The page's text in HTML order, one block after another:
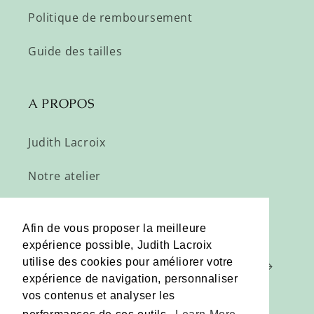
Afin de vous proposer la meilleure
expérience possible, Judith Lacroix
utilise des cookies pour améliorer votre
expérience de navigation, personnaliser
vos contenus et analyser les
Politique de remboursement
Guide des tailles
A PROPOS
Judith Lacroix
Notre atelier
Profitez de nos offres privées :
E-mail